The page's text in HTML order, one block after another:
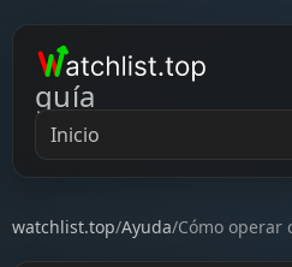
guía
Inicio
watchlist.top/Ayuda/Cómo operar